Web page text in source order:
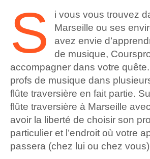
S
i vous vous trouvez
Marseille ou ses
avez envie
de musique,
accompagner dans votre
profs de musique dans
flûte traversière en fait partie.
flûte traversière à Marseille
avoir la liberté de choisir son
particulier et l’endroit où votre
passera (chez lui ou chez